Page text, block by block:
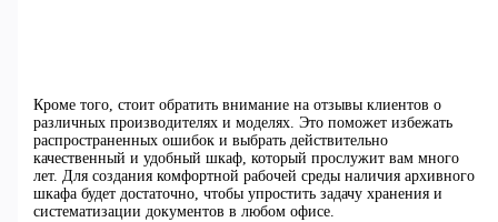
Кроме того, стоит обратить внимание на отзывы клиентов о
различных производителях и моделях. Это поможет избежать
распространенных ошибок и выбрать действительно
качественный и удобный шкаф, который прослужит вам много
лет. Для создания комфортной рабочей среды наличия архивного
шкафа будет достаточно, чтобы упростить задачу хранения и
систематизации документов в любом офисе.